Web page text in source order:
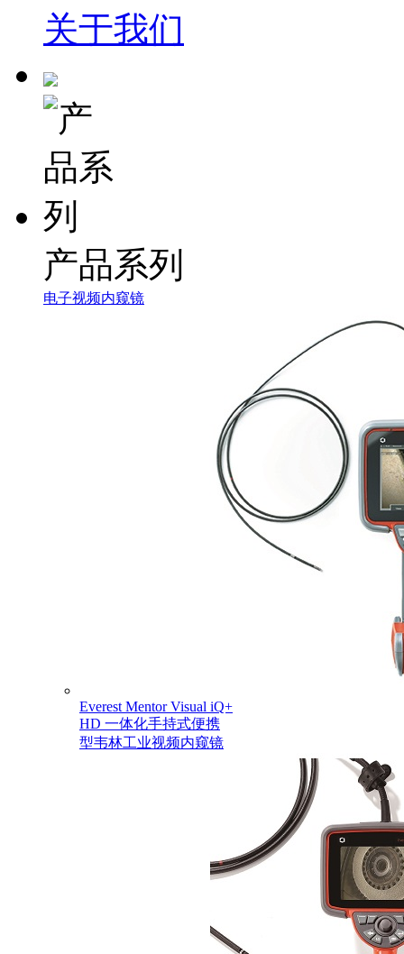
关于我们
产品系列
电子视频内窥镜
Everest Mentor Visual iQ+
HD 一体化手持式便携
型韦林工业视频内窥镜